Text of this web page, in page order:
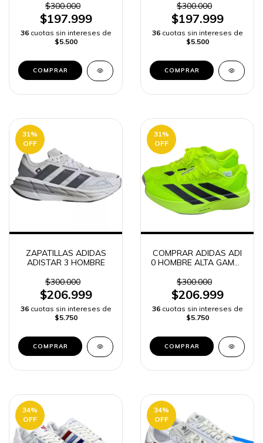
$300.000
$197.999
36 cuotas sin intereses de
$5.500
COMPRAR
$300.000
$197.999
36 cuotas sin intereses de
$5.500
COMPRAR
31%
OFF
ZAPATILLAS ADIDAS
ADISTAR 3 HOMBRE
$300.000
$206.999
36 cuotas sin intereses de
$5.750
COMPRAR
31%
OFF
COMPRAR ADIDAS ADI
0 HOMBRE ALTA GAMA |
$300.000
$206.999
36 cuotas sin intereses de
$5.750
COMPRAR
34%
OFF
34%
OFF